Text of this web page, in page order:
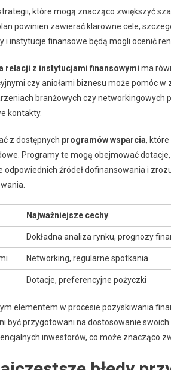
które mogą znacząco zwiększyć
powinien zawierać klarowne cele,
i instytucje finansowe będą mogli ocenić
relacji z instytucjami finansowymi ma
czy aniołami biznesu może pomóc
branżowych czy networkingowych
kontakty.
z dostępnych programów wsparcia,
Programy te mogą obejmować
odpowiednich źródeł dofinansowania i
Najważniejsze cechy
Dokładna analiza rynku, prognozy
Networking, regularne spotkania
Dotacje, preferencyjne pożyczki
elementem w procesie pozyskiwania
być przygotowani na dostosowanie
inwestorów, co może znacząco